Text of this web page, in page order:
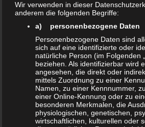
gewonnen haben. Die Vielfalt an
Ihnen, Ihren Räumen genau so viel
Sie möchten und gleichzeitig ganz
architektonische Highlights zu setzen.
Designs von transparent bis
Farben, mit
unterschiedlichen Techniken
ungewöhnlichen Materialien
Phantasie bei der Auswahl freien
Wir verwenden in dieser
anderem die folgenden Begriffe:
a) personenbezogene Daten
Personenbezogene Daten sind
sich auf eine identifizierte oder
natürliche Person (im Folgenden
beziehen. Als identifizierbar wird
angesehen, die direkt oder
mittels Zuordnung zu einer
Namen, zu einer Kennnummer,
einer Online-Kennung oder zu
besonderen Merkmalen, die
physiologischen, genetischen,
wirtschaftlichen, kulturellen oder